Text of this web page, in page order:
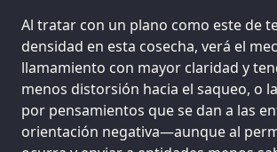
Al tratar con un plano como este de
densidad en esta cosecha, verá el
llamamiento con mayor claridad y
menos distorsión hacia el saqueo, o
por pensamientos que se dan a las
orientación negativa—aunque al